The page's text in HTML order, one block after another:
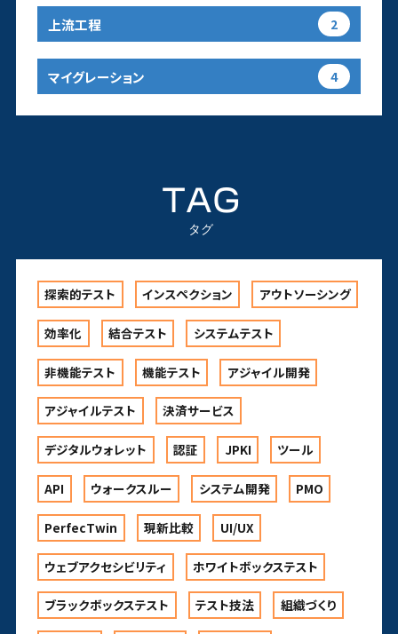
上流工程 2
マイグレーション 4
TAG
タグ
探索的テスト インスペクション アウトソーシング
効率化 結合テスト システムテスト
非機能テスト 機能テスト アジャイル開発
アジャイルテスト 決済サービス
デジタルウォレット 認証 JPKI ツール
API ウォークスルー システム開発 PMO
PerfecTwin 現新比較 UI/UX
ウェブアクセシビリティ ホワイトボックステスト
ブラックボックステスト テスト技法 組織づくり